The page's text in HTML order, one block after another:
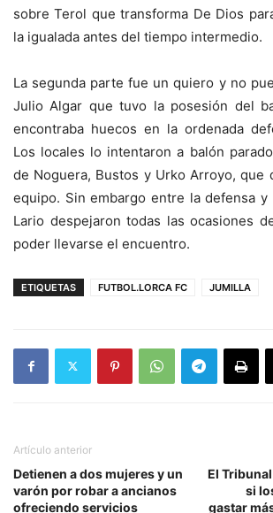
sobre Terol que transforma De Dios
la igualada antes del tiempo intermedio.
La segunda parte fue un quiero y no
Julio Algar que tuvo la posesión del
encontraba huecos en la ordenada
Los locales lo intentaron a balón
de Noguera, Bustos y Urko Arroyo, que
equipo. Sin embargo entre la defensa
Lario despejaron todas las ocasiones
poder llevarse el encuentro.
ETIQUETAS FUTBOL.LORCA FC JUMILLA
Artículo anterior
Detienen a dos mujeres y un
varón por robar a ancianos
ofreciendo servicios
El
si
gastar